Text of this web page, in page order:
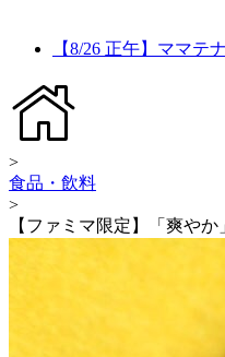
【8/26 正午】ママテ
>
食品・飲料
>
【ファミマ限定】「爽や